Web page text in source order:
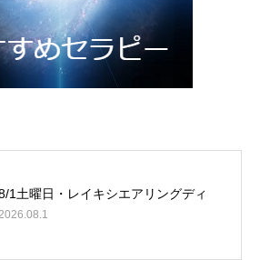
1土曜日・レイキシエアリングディ